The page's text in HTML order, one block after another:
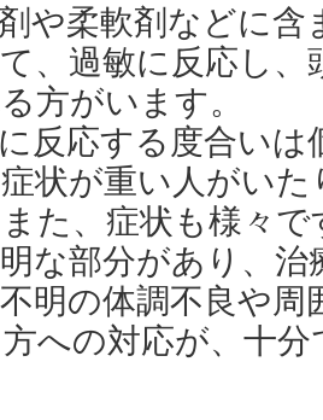
や柔軟剤などに含
、過敏に反応し
方がいます。
反応する度合いは
状が重い人がい
た、症状も様々
な部分があり、
明の体調不良や
への対応が、十